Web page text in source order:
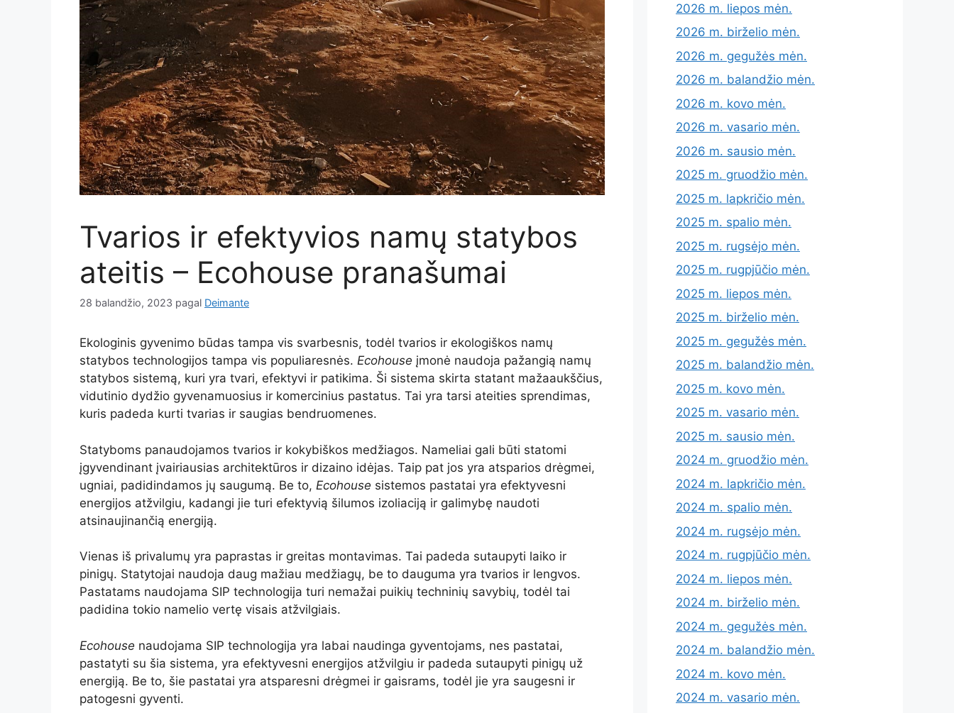
Tvarios ir efektyvios namų statybos
ateitis – Ecohouse pranašumai
28 balandžio, 2023 pagal Deimante
Ekologinis gyvenimo būdas tampa vis svarbesnis, todėl tvarios ir ekologiškos namų
statybos technologijos tampa vis populiaresnės. Ecohouse įmonė naudoja pažangią namų
statybos sistemą, kuri yra tvari, efektyvi ir patikima. Ši sistema skirta statant mažaaukščius,
vidutinio dydžio gyvenamuosius ir komercinius pastatus. Tai yra tarsi ateities sprendimas,
kuris padeda kurti tvarias ir saugias bendruomenes.
Statyboms panaudojamos tvarios ir kokybiškos medžiagos. Nameliai gali būti statomi
įgyvendinant įvairiausias architektūros ir dizaino idėjas. Taip pat jos yra atsparios drėgmei,
ugniai, padidindamos jų saugumą. Be to, Ecohouse sistemos pastatai yra efektyvesni
energijos atžvilgiu, kadangi jie turi efektyvią šilumos izoliaciją ir galimybę naudoti
atsinaujinančią energiją.
Vienas iš privalumų yra paprastas ir greitas montavimas. Tai padeda sutaupyti laiko ir
pinigų. Statytojai naudoja daug mažiau medžiagų, be to dauguma yra tvarios ir lengvos.
Pastatams naudojama SIP technologija turi nemažai puikių techninių savybių, todėl tai
padidina tokio namelio vertę visais atžvilgiais.
Ecohouse naudojama SIP technologija yra labai naudinga gyventojams, nes pastatai,
pastatyti su šia sistema, yra efektyvesni energijos atžvilgiu ir padeda sutaupyti pinigų už
energiją. Be to, šie pastatai yra atsparesni drėgmei ir gaisrams, todėl jie yra saugesni ir
patogesni gyventi.
2026 m. liepos mėn.
2026 m. birželio mėn.
2026 m. gegužės mėn.
2026 m. balandžio mėn.
2026 m. kovo mėn.
2026 m. vasario mėn.
2026 m. sausio mėn.
2025 m. gruodžio mėn.
2025 m. lapkričio mėn.
2025 m. spalio mėn.
2025 m. rugsėjo mėn.
2025 m. rugpjūčio mėn.
2025 m. liepos mėn.
2025 m. birželio mėn.
2025 m. gegužės mėn.
2025 m. balandžio mėn.
2025 m. kovo mėn.
2025 m. vasario mėn.
2025 m. sausio mėn.
2024 m. gruodžio mėn.
2024 m. lapkričio mėn.
2024 m. spalio mėn.
2024 m. rugsėjo mėn.
2024 m. rugpjūčio mėn.
2024 m. liepos mėn.
2024 m. birželio mėn.
2024 m. gegužės mėn.
2024 m. balandžio mėn.
2024 m. kovo mėn.
2024 m. vasario mėn.